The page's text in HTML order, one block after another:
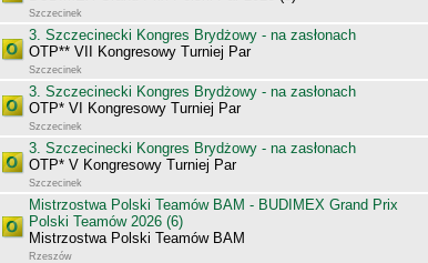
Szczecinek
3. Szczecinecki Kongres Brydżowy - na zasłonach
OTP** VII Kongresowy Turniej Par
Szczecinek
3. Szczecinecki Kongres Brydżowy - na zasłonach
OTP* VI Kongresowy Turniej Par
Szczecinek
3. Szczecinecki Kongres Brydżowy - na zasłonach
OTP* V Kongresowy Turniej Par
Szczecinek
Mistrzostwa Polski Teamów BAM - BUDIMEX Grand Prix
Polski Teamów 2026 (6)
Mistrzostwa Polski Teamów BAM
Rzeszów